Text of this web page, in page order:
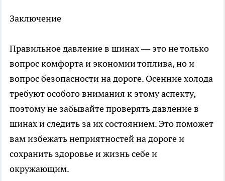
Заключение
Правильное давление в шинах — это не только
вопрос комфорта и экономии топлива, но и
вопрос безопасности на дороге. Осенние холода
требуют особого внимания к этому аспекту,
поэтому не забывайте проверять давление в
шинах и следить за их состоянием. Это поможет
вам избежать неприятностей на дороге и
сохранить здоровье и жизнь себе и
окружающим.